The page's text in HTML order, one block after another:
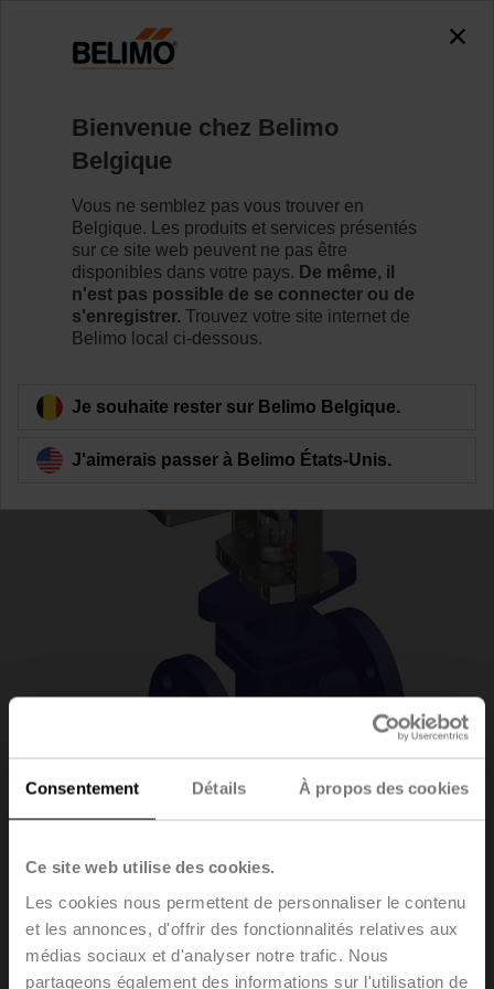
Consentement Détails À propos des cookies
Ce site web utilise des cookies.
Les cookies nous permettent de personnaliser le contenu
et les annonces, d'offrir des fonctionnalités relatives aux
médias sociaux et d'analyser notre trafic. Nous
partageons également des informations sur l'utilisation de
H6032X10-S2+LV24A-MP-TPC
Pour en savoir plus
Retour a la catégorie de produits
H6032X10-
S2+LV24A-MP-TPC
Bienvenue chez Belimo
Belgique
Vous ne semblez pas vous trouver en
Belgique. Les produits et services présentés
sur ce site web peuvent ne pas être
disponibles dans votre pays. De même, il
n'est pas possible de se connecter ou de
s'enregistrer. Trouvez votre site internet de
Belimo local ci-dessous.
Je souhaite rester sur Belimo Belgique.
J'aimerais passer à Belimo États-Unis.